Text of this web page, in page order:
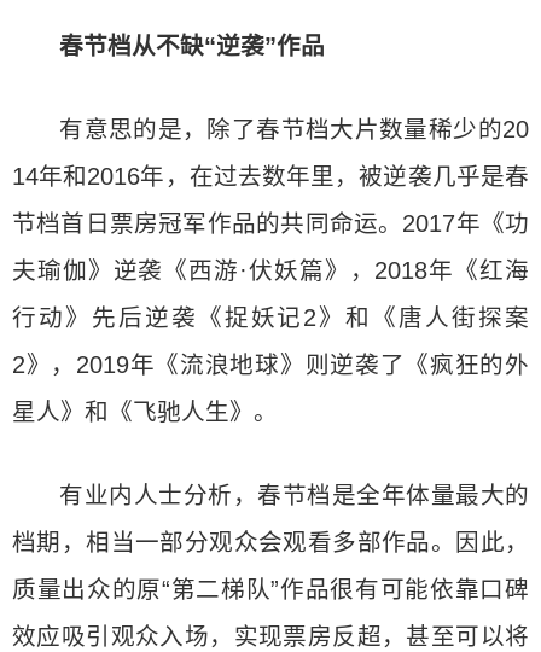
春节档从不缺“逆袭”作品
有意思的是，除了春节档大片数量稀少的20
14年和2016年，在过去数年里，被逆袭几乎是春
节档首日票房冠军作品的共同命运。2017年《功
夫瑜伽》逆袭《西游·伏妖篇》，2018年《红海
行动》先后逆袭《捉妖记2》和《唐人街探案
2》，2019年《流浪地球》则逆袭了《疯狂的外
星人》和《飞驰人生》。
有业内人士分析，春节档是全年体量最大的
档期，相当一部分观众会观看多部作品。因此，
质量出众的原“第二梯队”作品很有可能依靠口碑
效应吸引观众入场，实现票房反超，甚至可以将